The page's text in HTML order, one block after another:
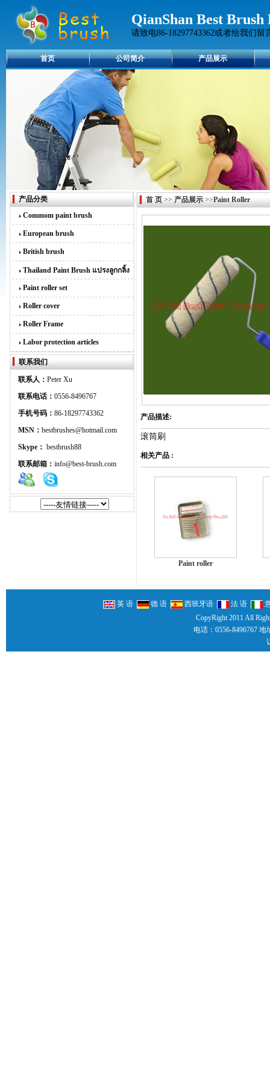
QianShan Best
请致电86-18297743362或者给我们留
首页 公司简介 产品展示
产品分类
Commom paint brush
European brush
British brush
Thailand Paint Brush แปรงลูกกลิ้ง
Paint roller set
Roller cover
Roller Frame
Labor protection articles
联系我们
联系人： Peter Xu
联系电话： 0556-8496767
手机号码： 86-18297743362
MSN： bestbrushes@hotmail.com
Skype： bestbrush88
联系邮箱： info@best-brush.com
首 页 >> 产品展示>>Paint Roller
产品描述:
滚筒刷
相关产品 :
Paint roller
英 语 德 语 西班牙语 法 语
CopyRight 2011 All
电话：0556-8496767 地